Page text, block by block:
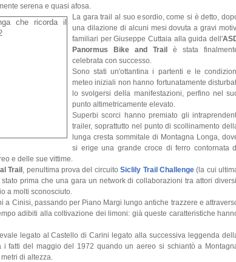
serena e quasi afosa.
La gara trail al suo esordio, come si è detto,
una dilazione di alcuni mesi dovuta a gravi
familiari per Giuseppe Cuttaia alla guida dell'
Panormus Bike and Trail è stata
celebrata con successo.
Sono stati un'ottantina i partenti e le
meteo iniziali non hanno fortunatamente
lo svolgersi della manifestazioni, perfino nel
punto altimetricamente elevato.
Superbi scorci hanno premiato gli
trailer, soprattutto nel punto di scollinamento
lunga cresta sommitale di Montagna Longa,
si erige una grande croce di ferro contornata
e delle sue vittime.
Trail , penultima prova del circuitoSiclily Trail Challenge(la cui
prima che una gara un network di collaborazioni tra attori
a molti sconosciuto.
a Cinisi, passando per Piano Margi lungo antiche trazzere e
adibiti alla coltivazione dei limoni: già queste caratteristiche
legato al Castello di Carini legato alla successiva leggenda
i fatti del maggio del 1972 quando un aereo si schiantò a
di altezza.